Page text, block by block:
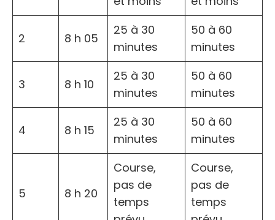
2 8 h 05
25 à 30
minutes
50 à 60
minutes
3 8 h 10
25 à 30
minutes
50 à 60
minutes
4 8 h 15
25 à 30
minutes
50 à 60
minutes
5 8 h 20
Course,
pas de
temps
Course,
pas de
temps